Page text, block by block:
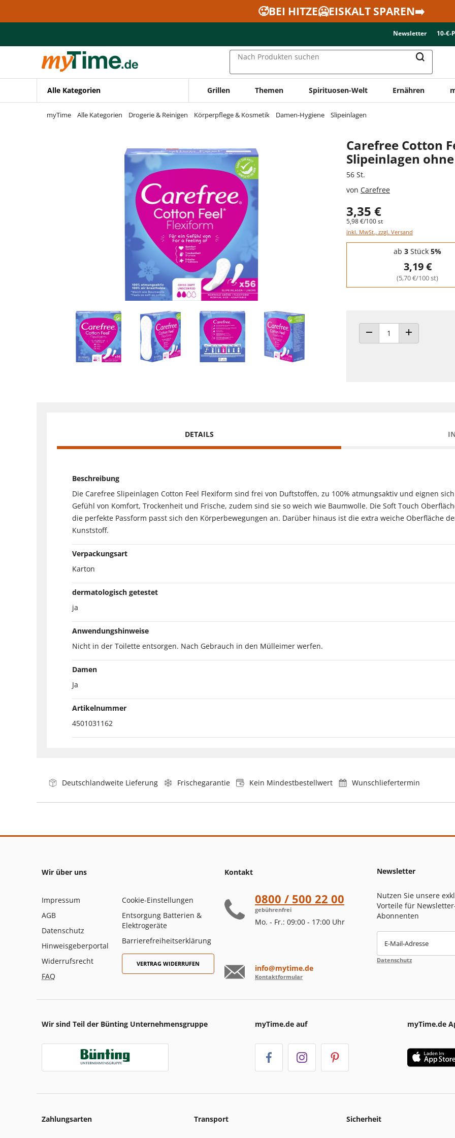
Zur Navigation springen
🥵BEI HITZE🥶EISKALT SPAREN➡️
Newsletter 10-€-
Nach Produkten suchen
Alle Kategorien Grillen Themen Spirituosen-Welt Ernähren
myTime Alle Kategorien Drogerie & Reinigen Körperpflege & Kosmetik Damen-Hygiene Slipeinlagen
Carefree Cotton
Slipeinlagen
56 St.
von Carefree
3,35 €
5,98 €/100 st
inkl. MwSt., zzgl. Versand
Staffelpreise - Mengenrabatt
ab 3 Stück 5%
3,19 €
(5,70 €/100 st)
ANZAHL VERRINGERNANZAHL ERHÖHEN
DETAILS
Beschreibung
Die Carefree Slipeinlagen Cotton Feel Flexiform sind frei von Duftstoffen, zu 100% atmungsaktiv und eignen
Gefühl von Komfort, Trockenheit und Frische, zudem sind sie so weich wie Baumwolle. Die Soft Touch
die perfekte Passform passt sich den Körperbewegungen an. Darüber hinaus ist die extra weiche Oberfläche
Kunststoff.
Verpackungsart
Karton
dermatologisch getestet
ja
Anwendungshinweise
Nicht in der Toilette entsorgen. Nach Gebrauch in den Mülleimer werfen.
Damen
Ja
Artikelnummer
4501031162
Deutschlandweite Lieferung Frischegarantie Kein Mindestbestellwert Wunschliefertermin
Wir über uns
Impressum
AGB
Datenschutz
Hinweisgeberportal
Widerrufsrecht
FAQ
Cookie-Einstellungen
Entsorgung Batterien &
Elektrogeräte
Barrierefreiheitserklärung
VERTRAG WIDERRUFEN
Kontakt
0800 / 500 22 00
gebührenfrei
Mo. - Fr.: 09:00 - 17:00 Uhr
info@mytime.de
Kontaktformular
Newsletter
Nutzen Sie unsere
Vorteile für
Abonnenten
E-Mail-Adresse
Datenschutz
Wir sind Teil der Bünting Unternehmensgruppe myTime.de auf myTime.de
Zahlungsarten Transport Sicherheit